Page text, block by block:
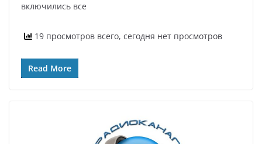
включились все
19 просмотров всего, сегодня нет просмотров
Read More